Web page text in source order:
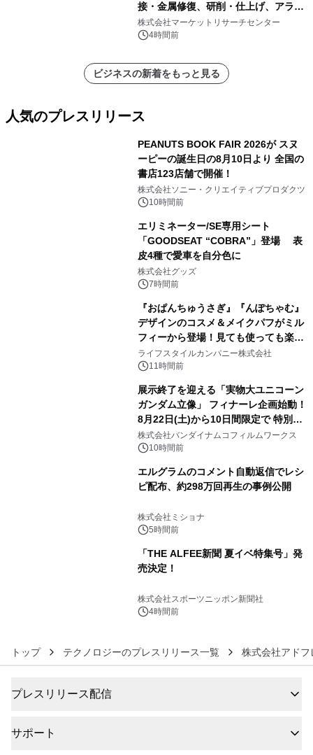
接・金属修復、研削・仕上げ、アライ
メント、その他）・分析レポートを発
表
株式会社マーケットリサーチセンター
4時間前
ビジネスの新着をもっと見る
人気のプレスリリース
PEANUTS BOOK FAIR 2026が スヌ
ーピーの誕生日の8月10日より 全国の
書店123店舗で開催！
株式会社ソニー・クリエイティブプロダクツ
10時間前
エリミネーター/SE専用シート
「GOODSEAT “COBRA”」登場 表
皮4種で愛車を自分色に
株式会社グッズ
7時間前
『おぱんちゅうさぎ』『んぽちゃむ』
デザインのコスメ＆メイクパフがミル
フィーから登場！見ても使っても楽し
い、ポップでキュートなコレクショ
ン。
ライフスタイルカンパニー株式会社
11時間前
展示終了を迎える「実物大ユニコーン
ガンダム立像」 フィナーレ企画始動！
8月22日(土)から10日間限定で 特別映
像『UNICORN GUNDAM Statue ―
BEYOND POSSIBILITY ―』を上映！
株式会社バンダイナムコフィルムワークス
10時間前
エルグラムのコメント自動返信でレシ
ピ配布、約298万回再生の事例公開
株式会社ミショナ
5時間前
「THE ALFEE新聞 夏イベ特集号」発
売決定！
株式会社スポーツニッポン新聞社
4時間前
トップ テクノロジーのプレスリリース一覧 株式会社アド
プレスリリース配信
サポート